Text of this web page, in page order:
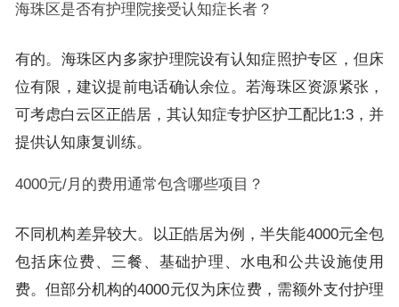
海珠区是否有护理院接受认知症长者？
有的。海珠区内多家护理院设有认知症照护专区，但床
位有限，建议提前电话确认余位。若海珠区资源紧张，
可考虑白云区正皓居，其认知症专护区护工配比1:3，并
提供认知康复训练。
4000元/月的费用通常包含哪些项目？
不同机构差异较大。以正皓居为例，半失能4000元全包
包括床位费、三餐、基础护理、水电和公共设施使用
费。但部分机构的4000元仅为床位费，需额外支付护理